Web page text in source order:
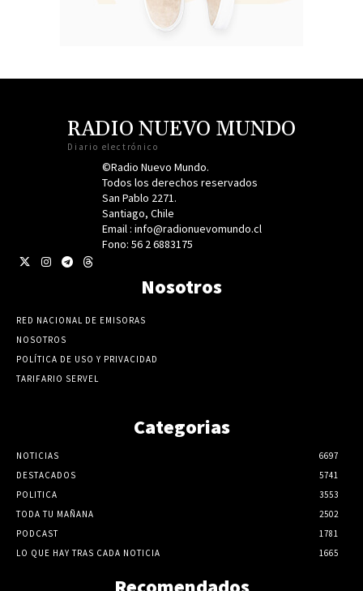
RADIO NUEVO MUNDO
Diario electrónico
©Radio Nuevo Mundo.
Todos los derechos reservados
San Pablo 2271.
Santiago, Chile
Email : info@radionuevomundo.cl
Fono: 56 2 6883175
Nosotros
RED NACIONAL DE EMISORAS
NOSOTROS
POLÍTICA DE USO Y PRIVACIDAD
TARIFARIO SERVEL
Categorias
NOTICIAS
6697
DESTACADOS
5741
POLITICA
3553
TODA TU MAÑANA
2502
PODCAST
1781
LO QUE HAY TRAS CADA NOTICIA
1665